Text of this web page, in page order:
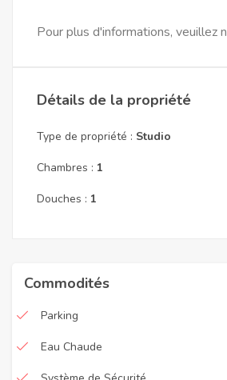
Pour plus d'informations, veuillez
Détails de la propriété
Type de propriété : Studio
Chambres : 1
Douches : 1
Commodités
Parking
Eau Chaude